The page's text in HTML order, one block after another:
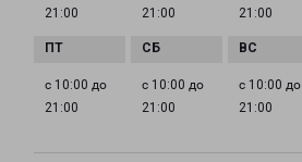
21:00
21:00
21:00
с 10:00 до
21:00
с 10:00 до
21:00
с 10:00 до
21:00